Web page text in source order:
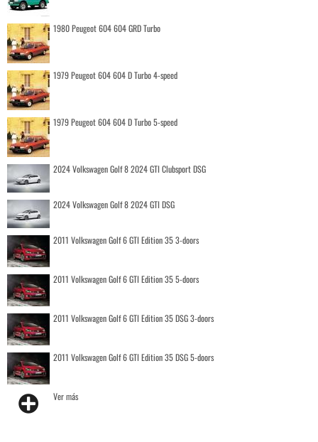
1980 Peugeot 604 604 GRD Turbo
1979 Peugeot 604 604 D Turbo 4-speed
1979 Peugeot 604 604 D Turbo 5-speed
2024 Volkswagen Golf 8 2024 GTI Clubsport DSG
2024 Volkswagen Golf 8 2024 GTI DSG
2011 Volkswagen Golf 6 GTI Edition 35 3-doors
2011 Volkswagen Golf 6 GTI Edition 35 5-doors
2011 Volkswagen Golf 6 GTI Edition 35 DSG 3-doors
2011 Volkswagen Golf 6 GTI Edition 35 DSG 5-doors
Ver más